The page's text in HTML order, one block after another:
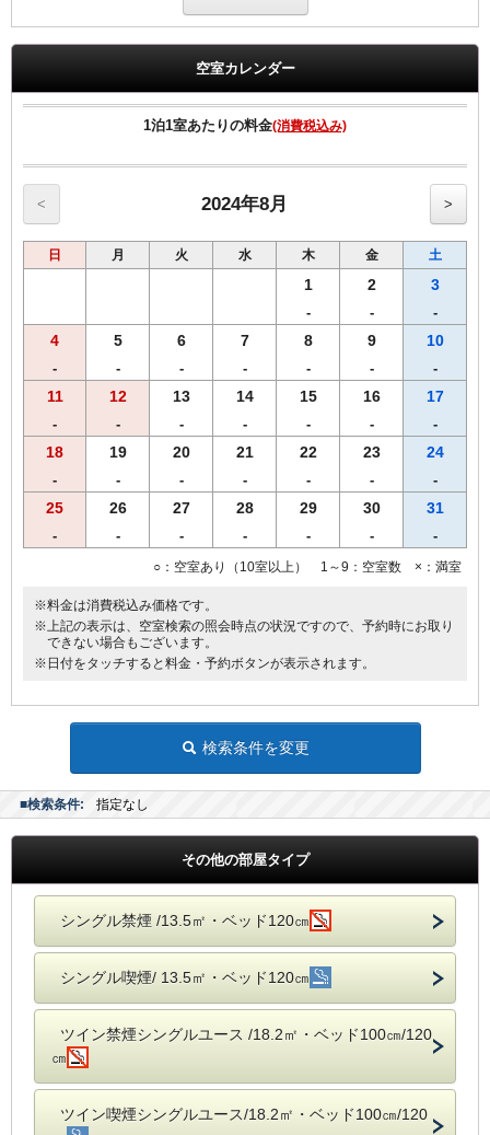
当プランでご予約のお客様には選べるグッズをプレゼント。
※男性のお客様にはご予約いただけませんので、他のプランにてご予
・自慢の焼きたてパン
・挽きたて香り豊かなコーヒー
・果汁１００％オレンジジュース/野菜ジュース
・選べる３種類のスープ
・フレッシュサラダ
・オーガニックグラノーラ
【営業時間】1階レストランにて6時30分から10時00分まで(ｵｰﾀﾞｰｽﾄｯ
ﾌﾟ9:30）
◆◆◆客室のご案内◆◆◆
●加湿空気清浄機完備
●洗浄機付きトイレ完備
●枕元にUSBコンセント設置
●ビデオ・オン・デマンド（ＶＯＤ）ルームシアター・・・1泊1,000
◆◆◆貸出備品◆◆◆
●ズボンプレッサー
●電気スタンド
■館内にランドリーコーナー設置
空室カレンダー
1泊1室あたりの料金(消費税込み)
< 2024年8月 >
日 月 火 水 木 金 土
1
-
2
-
3
-
4
-
5
-
6
-
7
-
8
-
9
-
10
-
11
-
12
-
13
-
14
-
15
-
16
-
17
-
18
-
19
-
20
-
21
-
22
-
23
-
24
-
25
-
26
-
27
-
28
-
29
-
30
-
31
-
○：空室あり（10室以上） 1～9：空室数 ×：満室
※料金は消費税込み価格です。
※上記の表示は、空室検索の照会時点の状況ですので、予約時にお取り
できない場合もございます。
※日付をタッチすると料金・予約ボタンが表示されます。
検索条件を変更
■検索条件: 指定なし
その他の部屋タイプ
シングル禁煙 /13.5㎡・ベッド120㎝
シングル喫煙/ 13.5㎡・ベッド120㎝
ツイン禁煙シングルユース /18.2㎡・ベッド100㎝/120
㎝
ツイン喫煙シングルユース/18.2㎡・ベッド100㎝/120